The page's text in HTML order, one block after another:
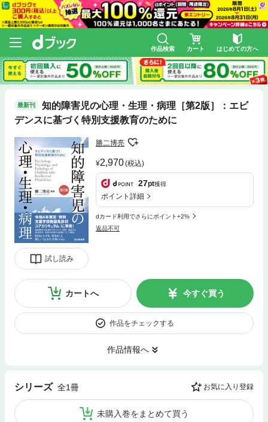
作品検索 カート はじめての方へ
最新刊
知的障害児の心理・生理・病理［第2版］：エビ
デンスに基づく特別支援教育のために
試し読み
勝二博亮
2,970(税込)
27pt獲得
ポイント詳細
dカード利用でさらにポイント+2%
返品不可
カートへ 今すぐ買う
作品をチェックする
作品情報へ
シリーズ 全1冊 お気に入り登録
未購入巻をまとめて買う